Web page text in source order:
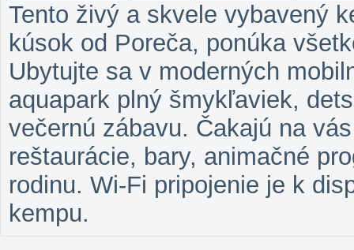
Tento živý a skvele vybavený
kúsok od Poreča, ponúka
Ubytujte sa v moderných
aquapark plný šmykľaviek,
večernú zábavu. Čakajú na
reštaurácie, bary, animačné
rodinu. Wi-Fi pripojenie je k
kempu.